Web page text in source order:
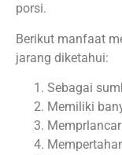
porsi.
Berikut manfaat
jarang diketahui:
Sebagai
Memiliki